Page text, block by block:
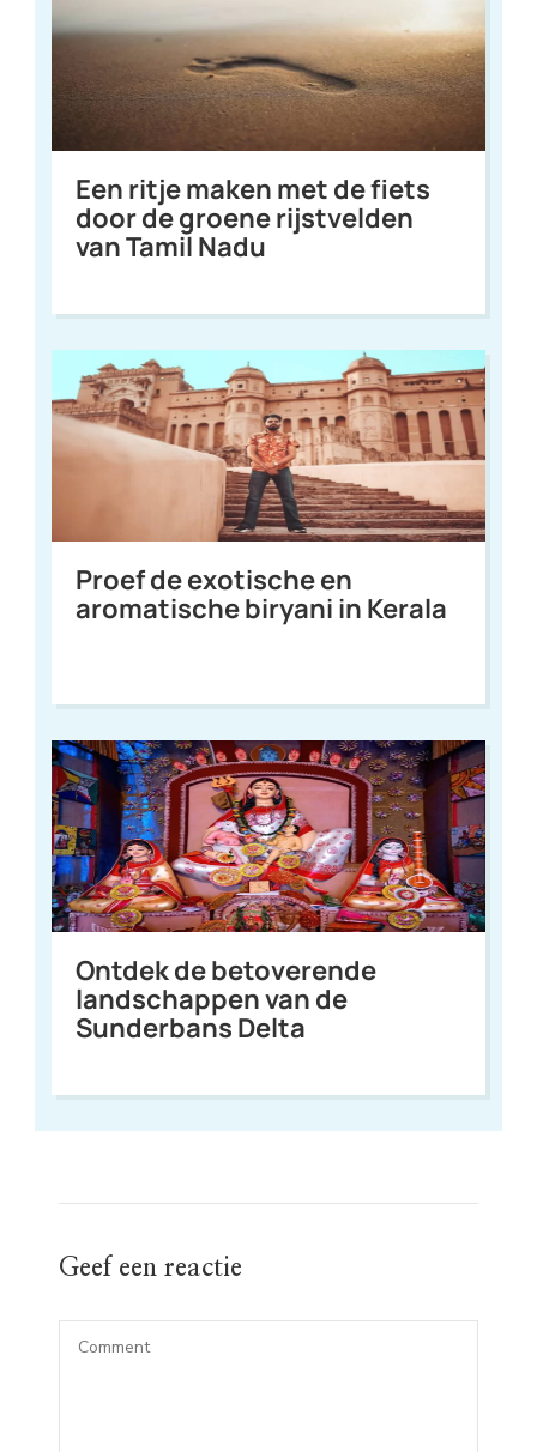
Een ritje maken met de fiets
door de groene rijstvelden
van Tamil Nadu
Proef de exotische en
aromatische biryani in Kerala
Ontdek de betoverende
landschappen van de
Sunderbans Delta
Geef een reactie